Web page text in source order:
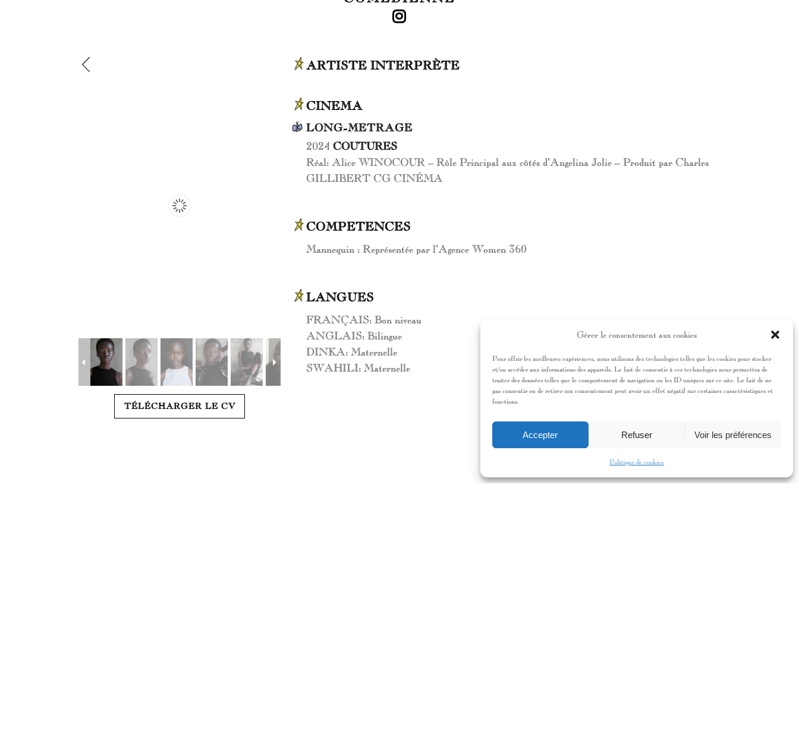
Gérer le consentement aux cookies
Pour offrir les meilleures expériences, nous utilisons des technologies telles que les cookies pour stocker
et/ou accéder aux informations des appareils. Le fait de consentir à ces technologies nous permettra de
traiter des données telles que le comportement de navigation ou les ID uniques sur ce site. Le fait de ne
pas consentir ou de retirer son consentement peut avoir un effet négatif sur certaines caractéristiques et
fonctions.
Accepter Refuser Voir les préférences
Politique de cookies
TÉLÉCHARGER LE CV
ARTISTE INTERPRÈTE
CINEMA
LONG-METRAGE
2024 COUTURES
Réal: Alice WINOCOUR – Rôle Principal aux côtés d’Angelina Jolie – Produit par Charles
GILLIBERT CG CINÉMA
COMPETENCES
Mannequin : Représentée par l’Agence Women 360
LANGUES
FRANÇAIS: Bon niveau
ANGLAIS: Bilingue
DINKA: Maternelle
SWAHILI: Maternelle